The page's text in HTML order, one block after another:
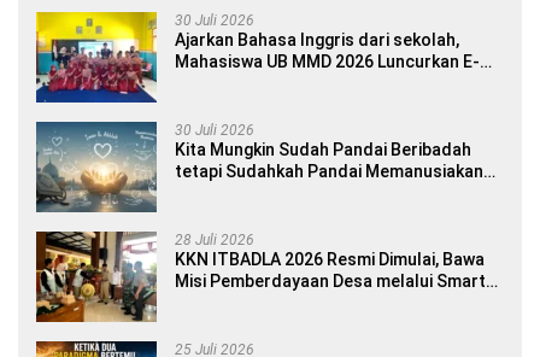
30 Juli 2026
Ajarkan Bahasa Inggris dari sekolah,
Mahasiswa UB MMD 2026 Luncurkan E-
30 Juli 2026
Kita Mungkin Sudah Pandai Beribadah
tetapi Sudahkah Pandai Memanusiakan
28 Juli 2026
KKN ITBADLA 2026 Resmi Dimulai, Bawa
Misi Pemberdayaan Desa melalui Smart
25 Juli 2026